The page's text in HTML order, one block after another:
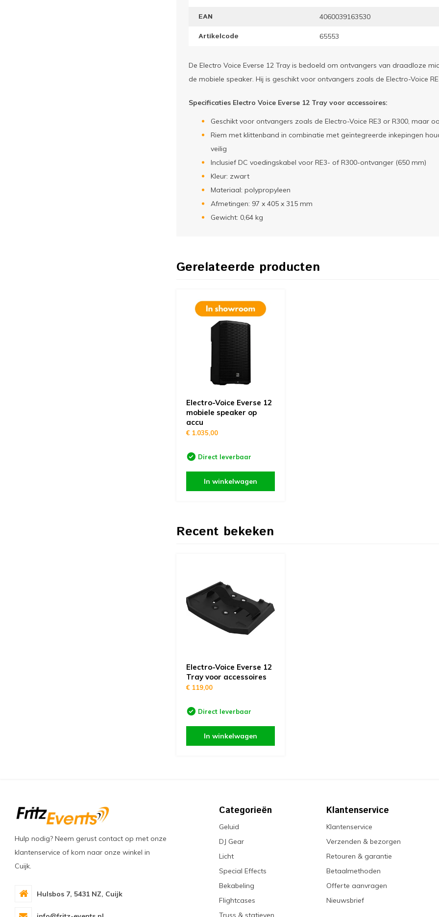
EAN 4060039163530
Artikelcode 65553
De Electro Voice Everse 12 Tray is bedoeld om ontvangers van draadloze
de mobiele speaker. Hij is geschikt voor ontvangers zoals de Electro-Voice
Specificaties Electro Voice Everse 12 Tray voor accessoires:
Geschikt voor ontvangers zoals de Electro-Voice RE3 or R300, maar
Riem met klittenband in combinatie met geïntegreerde inkepingen
veilig
Inclusief DC voedingskabel voor RE3- of R300-ontvanger (650 mm)
Kleur: zwart
Materiaal: polypropyleen
Afmetingen: 97 x 405 x 315 mm
Gewicht: 0,64 kg
Gerelateerde producten
Electro-Voice Everse 12
mobiele speaker op
accu
€ 1.035,00
Direct leverbaar
In winkelwagen
Recent bekeken
Electro-Voice Everse 12
Tray voor accessoires
€ 119,00
Direct leverbaar
In winkelwagen
Hulp nodig? Neem gerust contact op met onze
klantenservice of kom naar onze winkel in
Cuijk.
Hulsbos 7, 5431 NZ, Cuijk
Categorieën
Geluid
DJ Gear
Licht
Special Effects
Bekabeling
Flightcases
Truss & statieven
Klantenservice
Klantenservice
Verzenden & bezorgen
Retouren & garantie
Betaalmethoden
Offerte aanvragen
Nieuwsbrief